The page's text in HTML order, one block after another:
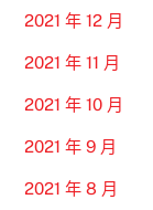
2021 年 12 月
2021 年 11 月
2021 年 10 月
2021 年 9 月
2021 年 8 月